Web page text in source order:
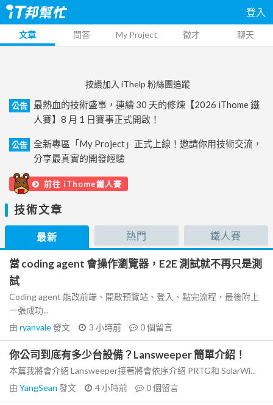
登入
文章 問答 My Project 徵才 聊天
按讚加入 iThelp 粉絲團追蹤
公告
最熱血的技術盛事，連續 30 天的修煉【2026 iThome 鐵
人賽】8 月 1 日賽事正式開啟！
公告
全新專區「My Project」正式上線！邀請你用技術交流，
分享最真實的開發經驗
前往 iThome鐵人賽
技術文章
最新 熱門 鐵人賽
當 coding agent 會操作瀏覽器，E2E 測試就不再只是測
試
Coding agent 能改前端、開啟預覽站、登入、點完流程，最後附上
一張成功...
由 ryanvale發文 3 小時前 0個留言
你公司到底有多少台設備？Lansweeper 簡單介紹！
本篇我將會介紹 Lansweeper接著將會依序介紹 PRTG和 SolarWi...
由 YangSean 發文 4 小時前 0個留言